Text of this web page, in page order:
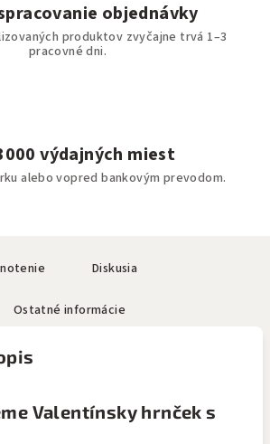
objednávky
produktov zvyčajne trvá 1–3
pracovné dni.
výdajných miest
alebo vopred bankovým prevodom.
Diskusia
Ostatné informácie
Valentínsky hrnček s